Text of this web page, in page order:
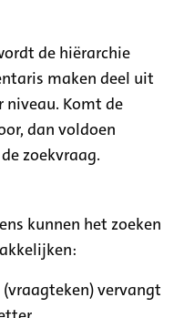
de hiërarchie
maken deel uit
niveau. Komt de
dan voldoen
zoekvraag.
kunnen het zoeken
(vraagteken) vervangt